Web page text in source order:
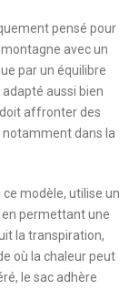
pensé pour
avec un
par un équilibre
aussi bien
affronter des
notamment dans la
modèle, utilise un
permettant une
la transpiration,
où la chaleur peut
le sac adhère